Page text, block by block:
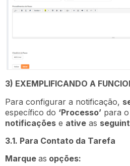
3) EXEMPLIFICANDO A
Para configurar a notificação,
específico do ‘Processo’ para
notificações e ative as
3.1. Para Contato da Tarefa
Marque as opções: